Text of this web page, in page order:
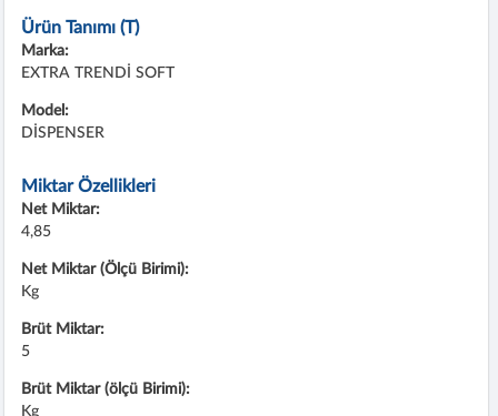
Ürün Tanımı (T)
Marka:
EXTRA TRENDİ SOFT
Model:
DİSPENSER
Miktar Özellikleri
Net Miktar:
4,85
Net Miktar (Ölçü Birimi):
Kg
Brüt Miktar:
5
Brüt Miktar (ölçü Birimi):
Kg